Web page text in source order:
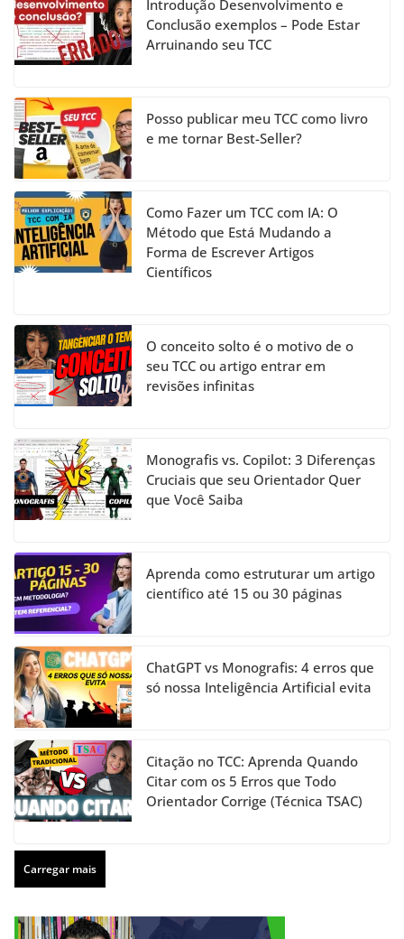
a
n
el
Introdução Desenvolvimento e
Conclusão exemplos – Pode Estar
Arruinando seu TCC
Posso publicar meu TCC como livro
e me tornar Best-Seller?
Como Fazer um TCC com IA: O
Método que Está Mudando a
Forma de Escrever Artigos
Científicos
O conceito solto é o motivo de o
seu TCC ou artigo entrar em
revisões infinitas
Monografis vs. Copilot: 3 Diferenças
Cruciais que seu Orientador Quer
que Você Saiba
Aprenda como estruturar um artigo
científico até 15 ou 30 páginas
ChatGPT vs Monografis: 4 erros que
só nossa Inteligência Artificial evita
Citação no TCC: Aprenda Quando
Citar com os 5 Erros que Todo
Orientador Corrige (Técnica TSAC)
Carregar mais